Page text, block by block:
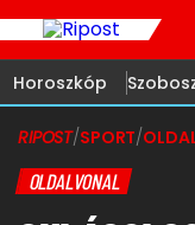
Horoszkóp
RIPOST/SPORT/
OLDALVONAL